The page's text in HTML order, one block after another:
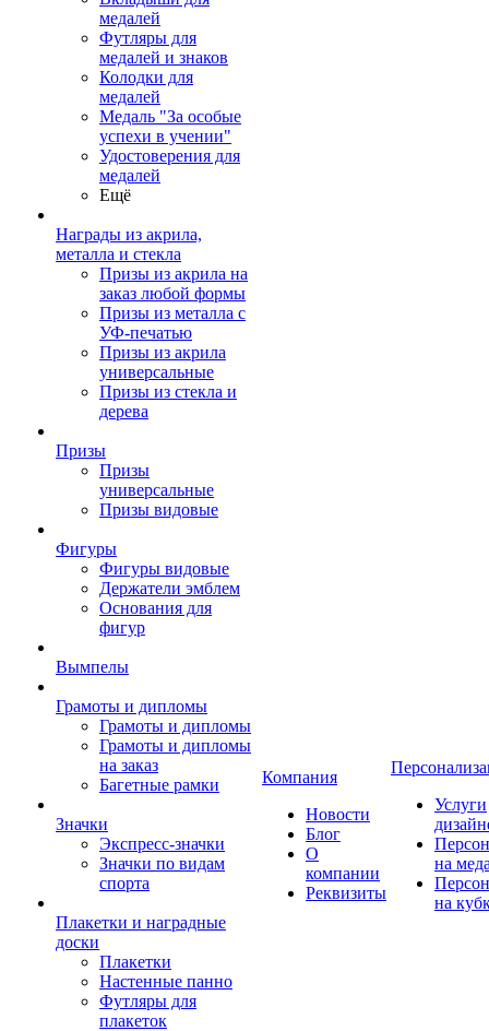
медалей
Футляры для
медалей и знаков
Колодки для
медалей
Медаль "За особые
успехи в учении"
Удостоверения для
медалей
Ещё
Награды из акрила,
металла и стекла
Призы из акрила на
заказ любой формы
Призы из металла с
УФ-печатью
Призы из акрила
универсальные
Призы из стекла и
дерева
Призы
Призы
универсальные
Призы видовые
Фигуры
Фигуры видовые
Держатели эмблем
Основания для
фигур
Вымпелы
Грамоты и дипломы
Грамоты и дипломы
Грамоты и дипломы
на заказ
Багетные рамки
Значки
Экспресс-значки
Значки по видам
спорта
Плакетки и наградные
доски
Плакетки
Настенные панно
Футляры для
плакеток
Компания
Новости
Блог
О
компании
Реквизиты
Услуги
на
на